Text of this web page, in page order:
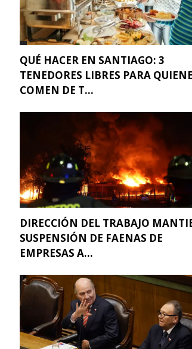
QUÉ HACER EN SANTIAGO: 3
TENEDORES LIBRES PARA
COMEN DE T...
DIRECCIÓN DEL TRABAJO
SUSPENSIÓN DE FAENAS DE
EMPRESAS A...